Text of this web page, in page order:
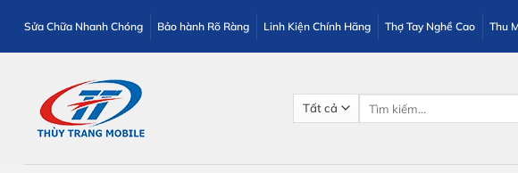
qua
nội
Sửa Chữa Nhanh Chóng Bảo hành Rõ Ràng Linh Kiện Chính Hãng Thợ Tay Nghề Cao Thu